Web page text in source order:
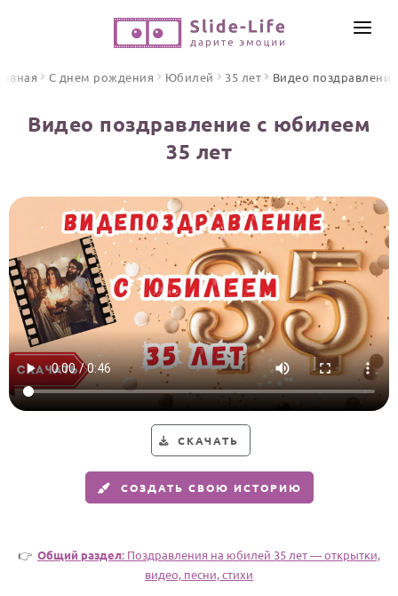
Песни поздравления
Открытки
Стихи и тексты
ПРАЗДНИКИ
С Днем рождения
Юбилей
Свадьба
Календарь праздников
Мужчине
ИНСТРУМЕНТЫ
ЦЕНЫ
ОТЗЫВЫ
С днем рождения Юбилей 35 лет Видео поздравления
Видео поздравление с юбилеем
35 лет
СКАЧАТЬ
СОЗДАТЬ СВОЮ ИСТОРИЮ
👉 Общий раздел: Поздравления на юбилей 35 лет — открытки,
видео, песни, стихи